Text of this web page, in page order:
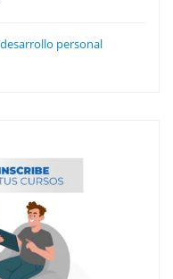
personal